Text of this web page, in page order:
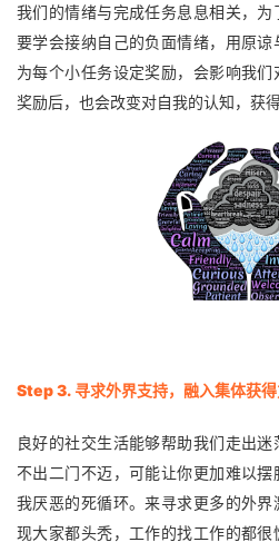
我们的情绪与完成任务息息相关，
要学会接纳自己的负面情绪，用原谅
为每个小任务设定奖励，会影响我
奖励后，也会改变对自我的认知，获得
Step 3. 寻求外界支持，融入集体获
良好的社交生活能够帮助我们走出
不出二门不迈，可能让你更加难以
我厌恶的死循环。来寻求更多的外
现大家都头秃，工作的找工作的都